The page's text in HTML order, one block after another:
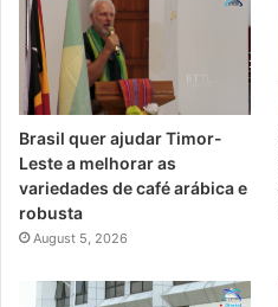
Brasil quer ajudar Timor-
Leste a melhorar as
variedades de café arábica e
robusta
August 5, 2026